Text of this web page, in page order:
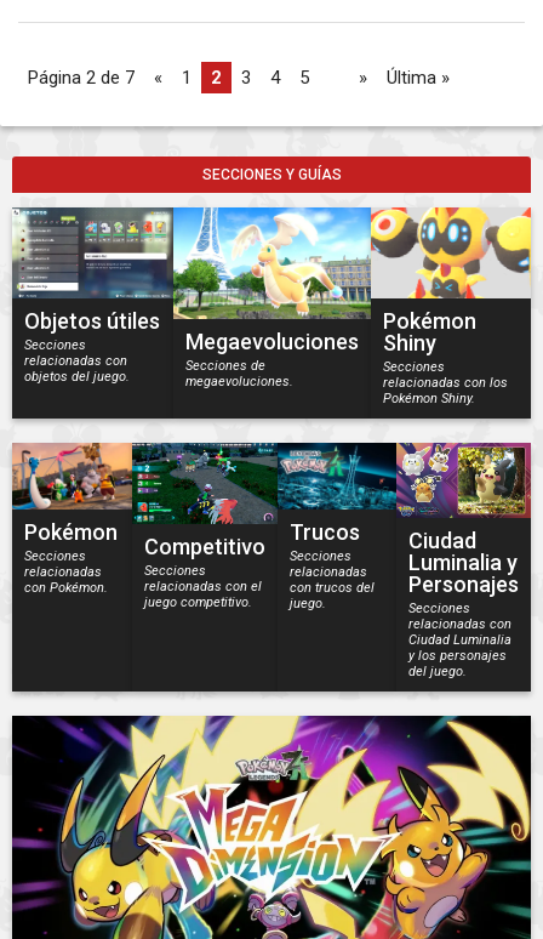
Página 2 de 7 « 1 2 3 4 5 » Última »
SECCIONES Y GUÍAS
Objetos útiles
Secciones
relacionadas con
objetos del juego.
Megaevoluciones
Secciones de
megaevoluciones.
Pokémon
Shiny
Secciones
relacionadas con los
Pokémon Shiny.
Pokémon
Secciones
relacionadas
con Pokémon.
Competitivo
Secciones
relacionadas con el
juego competitivo.
Trucos
Secciones
relacionadas
con trucos del
juego.
Ciudad
Luminalia y
Personajes
Secciones
relacionadas con
Ciudad Luminalia
y los personajes
del juego.